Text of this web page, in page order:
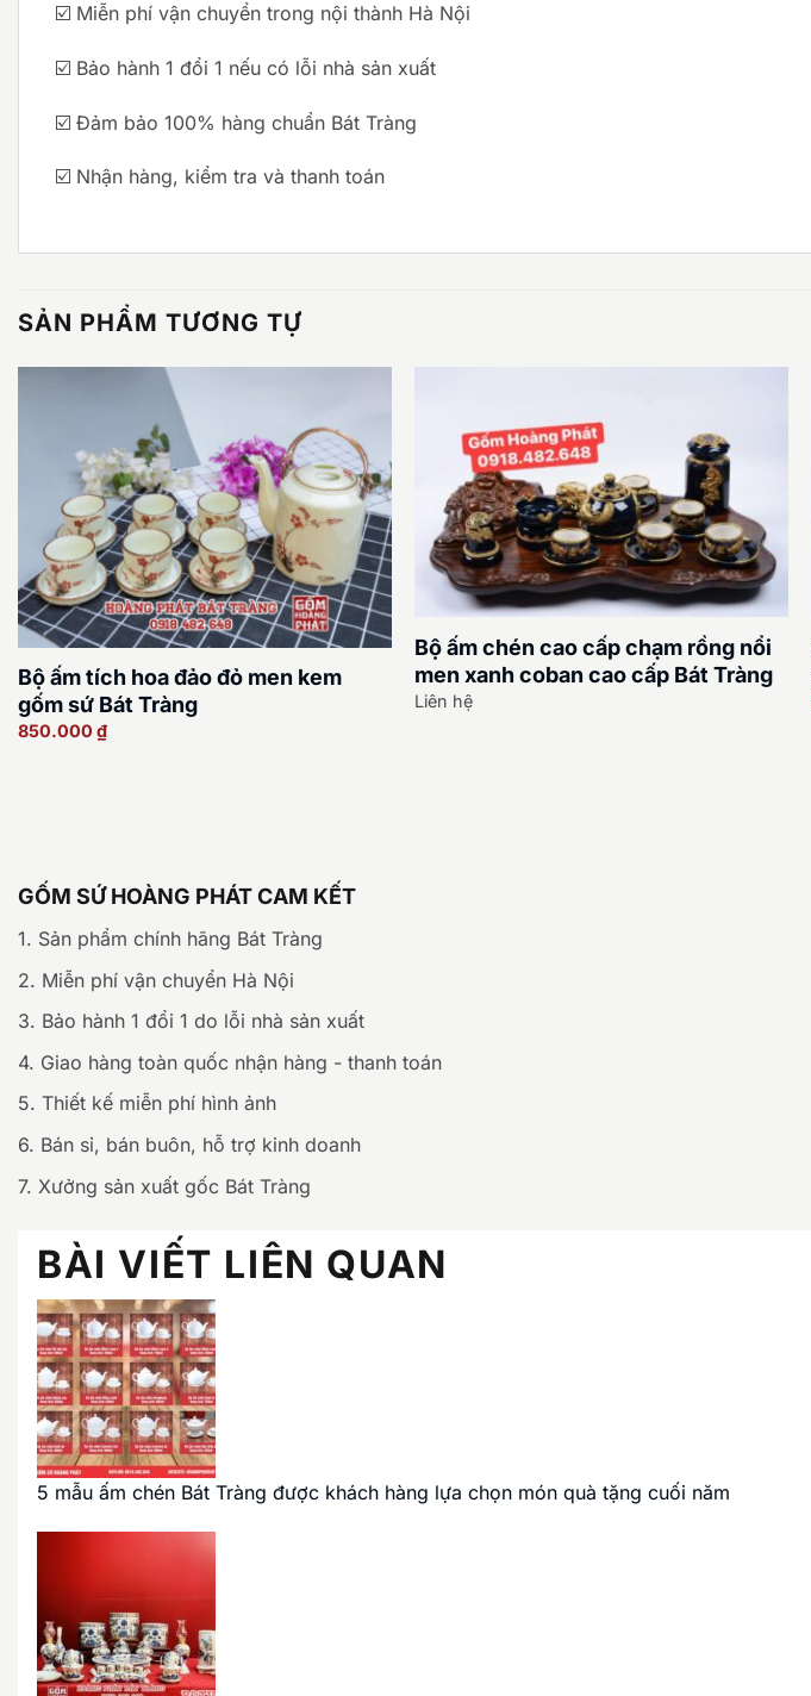
☑️ Miễn phí vận chuyển trong nội thành Hà Nội
☑️ Bảo hành 1 đổi 1 nếu có lỗi nhà sản xuất
☑️ Đảm bảo 100% hàng chuẩn Bát Tràng
☑️ Nhận hàng, kiểm tra và thanh toán
SẢN PHẨM TƯƠNG TỰ
Bộ ấm tích hoa đảo đỏ men kem
gốm sứ Bát Tràng
850.000 ₫
Bộ ấm chén cao cấp chạm rồng nổi
men xanh coban cao cấp Bát Tràng
Liên hệ
GỐM SỨ HOÀNG PHÁT CAM KẾT
1. Sản phẩm chính hãng Bát Tràng
2. Miễn phí vận chuyển Hà Nội
3. Bảo hành 1 đổi 1 do lỗi nhà sản xuất
4. Giao hàng toàn quốc nhận hàng - thanh toán
5. Thiết kế miễn phí hình ảnh
6. Bán sỉ, bán buôn, hỗ trợ kinh doanh
7. Xưởng sản xuất gốc Bát Tràng
BÀI VIẾT LIÊN QUAN
5 mẫu ấm chén Bát Tràng được khách hàng lựa chọn món quà tặng cuối năm